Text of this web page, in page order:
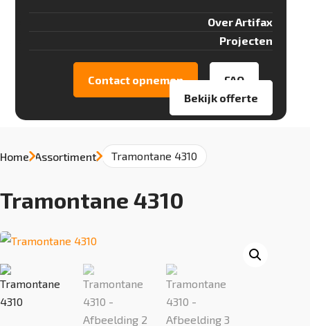
Over Artifax
Projecten
FAQ
Contact opnemen
Bekijk offerte
Home/Assortiment/ Tramontane 4310
Tramontane 4310